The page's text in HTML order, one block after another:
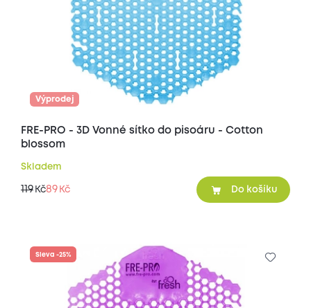
Výprodej
FRE-PRO - 3D Vonné sítko do pisoáru - Cotton
blossom
Skladem
119 Kč89 Kč Do košíku
Sleva -25%